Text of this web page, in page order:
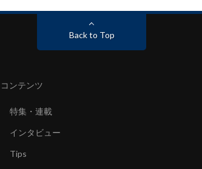
Back to Top
コンテンツ
特集・連載
インタビュー
Tips